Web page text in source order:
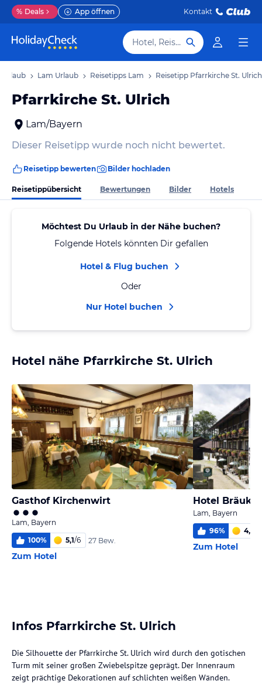
% Deals App öffnen Kontakt
Hotel, Reiseziel
Urlaub Lam Urlaub Reisetipps Lam Reisetipp Pfarrkirche St. Ulrich
Pfarrkirche St. Ulrich
Lam/Bayern
Dieser Reisetipp wurde noch nicht bewertet.
Reisetipp bewerten Bilder hochladen
Reisetippübersicht Bewertungen Bilder Hotels
Möchtest Du Urlaub in der Nähe buchen?
Folgende Hotels könnten Dir gefallen
Hotel & Flug buchen
Oder
Nur Hotel buchen
Hotel nähe Pfarrkirche St. Ulrich
Gasthof Kirchenwirt
Lam, Bayern
100% 5,1/6 27 Bew.
Zum Hotel
Hotel
Lam, Bayern
96% 4,9
Zum Hotel
Infos Pfarrkirche St. Ulrich
Die Silhouette der Pfarrkirche St. Ulrich wird durch den gotischen
Turm mit seiner großen Zwiebelspitze geprägt. Der Innenraum
zeigt prächtige Dekorationen auf schlichten weißen Wänden.